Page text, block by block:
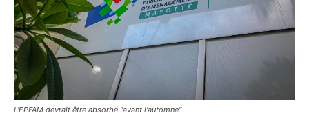
L'EPFAM devrait être absorbé "avant l'automne"